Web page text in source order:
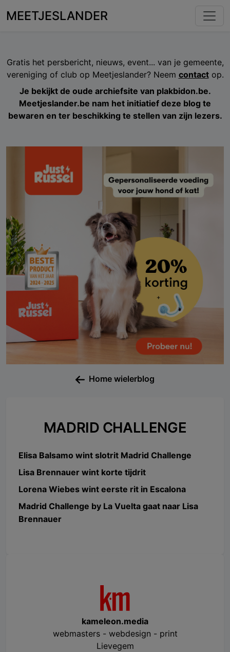
MEETJESLANDER
Gratis het persbericht, nieuws, event... van je gemeente,
vereniging of club op Meetjeslander? Neem contactop.
Je bekijkt de oude archiefsite van plakbidon.be.
Meetjeslander.be nam het initiatief deze blog te
bewaren en ter beschikking te stellen van zijn lezers.
Home wielerblog
MADRID CHALLENGE
Elisa Balsamo wint slotrit Madrid Challenge
Lisa Brennauer wint korte tijdrit
Lorena Wiebes wint eerste rit in Escalona
Madrid Challenge by La Vuelta gaat naar Lisa
Brennauer
kameleon.media
webmasters - webdesign - print
Lievegem